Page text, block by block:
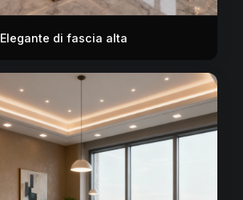
Elegante di fascia alta